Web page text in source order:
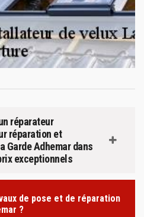
réparateur
réparation et
Garde Adhemar dans
exceptionnels
de pose et de réparation
?